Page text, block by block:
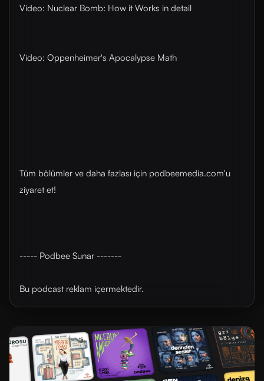
Video: Nuclear Bomb: How it Works in detail
Video: Oppenheimer's Apocalypse Math
Tüm bölümler ve daha fazlası için ⁠podbeemedia.com⁠'u
ziyaret et!
----- Podbee Sunar -------
Bu podcast reklam içermektedir.